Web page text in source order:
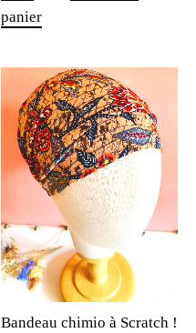
panier
Bandeau chimio à Scratch !